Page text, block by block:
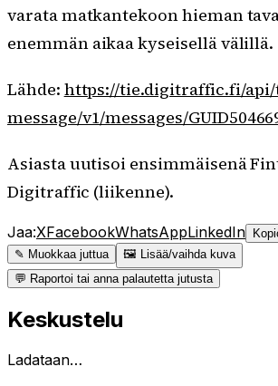
varata matkantekoon hieman
enemmän aikaa kyseisellä välillä.
Lähde: https://tie.digitraffic.fi/
message/v1/messages/
Asiasta uutisoi ensimmäisenä
Digitraffic (liikenne).
Jaa:XFacebookWhatsAppLinkedIn
✎ Muokkaa juttua
🖼 Lisää/vaihda kuva
💬 Raportoi tai anna palautetta jutusta
Keskustelu
Ladataan…